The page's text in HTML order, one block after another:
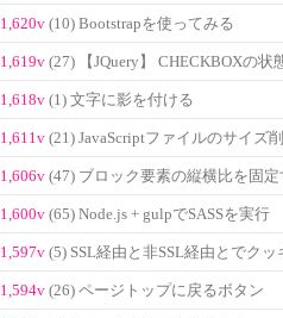
1,620v (10) Bootstrapを使ってみる
1,619v (27) 【JQuery】 CHECKBOXの状
1,618v (1) 文字に影を付ける
1,611v (21) JavaScriptファイルのサイズ
1,606v (47) ブロック要素の縦横比を固定
1,600v (65) Node.js + gulpでSASSを実行
1,597v (5) SSL経由と非SSL経由とでク
1,594v (26) ページトップに戻るボタン